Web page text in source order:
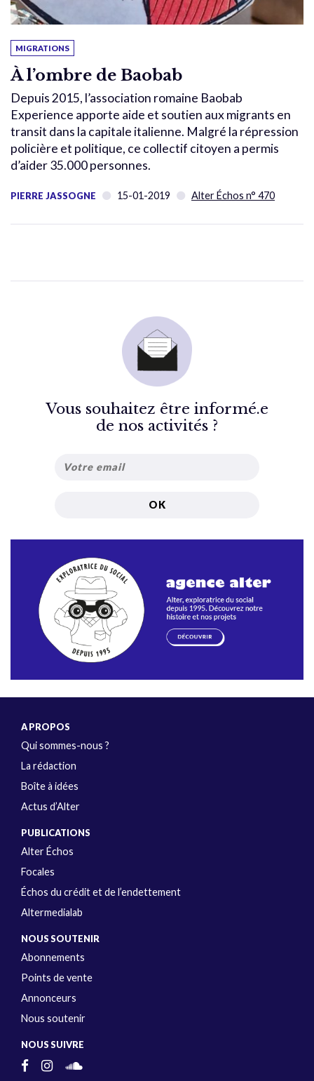
MIGRATIONS
À l’ombre de Baobab
Depuis 2015, l’association romaine Baobab
Experience apporte aide et soutien aux migrants en
transit dans la capitale italienne. Malgré la répression
policière et politique, ce collectif citoyen a permis
d’aider 35.000 personnes.
PIERRE JASSOGNE 15-01-2019 Alter Échos n° 470
Vous souhaitez être informé.e
de nos activités ?
A PROPOS
Qui sommes-nous ?
La rédaction
Boîte à idées
Actus d’Alter
PUBLICATIONS
Alter Échos
Focales
Échos du crédit et de l’endettement
Altermedialab
NOUS SOUTENIR
Abonnements
Points de vente
Annonceurs
Nous soutenir
NOUS SUIVRE